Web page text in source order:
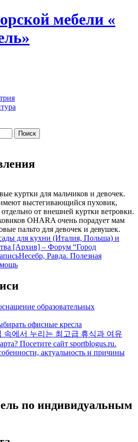
мебели «
куртки для мальчиков и девочек.
выстегивающийся пуховик,
от внешней куртки ветровки.
OHARA очень порадует мам
пальто для девочек и девушек.
для кухни (Италия, Польша) и
[Архив] – Форум “Город
Несебр, Равда. Полезная
образовательных
офисные кресла
속에서 누리는 최고급 휴식과 여유
Посетите сайт sportblogus.ru.
актуальность и причины
по индивидуальным